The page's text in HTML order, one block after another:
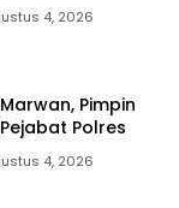
4, 2026
Pimpin
Polres
4, 2026